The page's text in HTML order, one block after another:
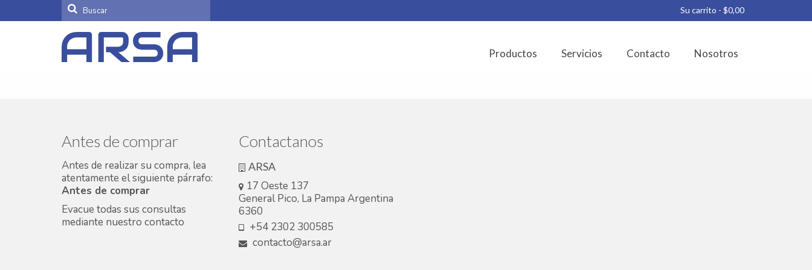
Su carrito - $0,00
Buscar
por:
Productos Servicios Contacto Nosotros
Antes de comprar
Antes de realizar su compra, lea
atentamente el siguiente párrafo:
Antes de comprar
Evacue todas sus consultas
mediante nuestro contacto
Contactanos
ARSA
17 Oeste 137
General Pico, La Pampa Argentina
6360
+54 2302 300585
contacto@arsa.ar